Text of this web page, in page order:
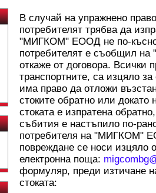
В случай на упражнено
потребителят трябва да
"МИГКОМ" ЕООД не по-късно
потребителят е съобщил
откаже от договора. Всички
транспортните, са изцяло
има право да отложи
стоките обратно или докато
стоката е изпратена
събития е настъпило по-
потребителя на "МИГКОМ"
повреждане се носи изцяло
електронна поща:
формуляр, преди изтичане
стоката: